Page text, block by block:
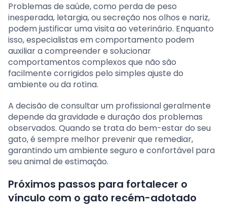
Problemas de saúde, como perda de peso
inesperada, letargia, ou secreção nos olhos e nariz,
podem justificar uma visita ao veterinário. Enquanto
isso, especialistas em comportamento podem
auxiliar a compreender e solucionar
comportamentos complexos que não são
facilmente corrigidos pelo simples ajuste do
ambiente ou da rotina.
A decisão de consultar um profissional geralmente
depende da gravidade e duração dos problemas
observados. Quando se trata do bem-estar do seu
gato, é sempre melhor prevenir que remediar,
garantindo um ambiente seguro e confortável para
seu animal de estimação.
Próximos passos para fortalecer o
vínculo com o gato recém-adotado